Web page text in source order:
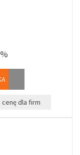
cenę dla firm